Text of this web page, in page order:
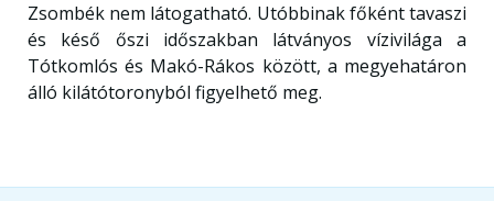
Zsombék nem látogatható. Utóbbinak főként tavaszi
és késő őszi időszakban látványos vízivilága a
Tótkomlós és Makó-Rákos között, a megyehatáron
álló kilátótoronyból figyelhető meg.